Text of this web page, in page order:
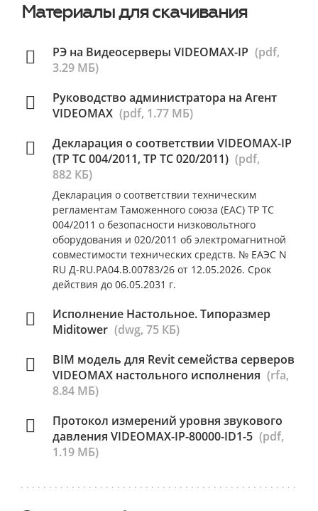
Материалы для скачивания
РЭ на Видеосерверы VIDEOMAX-IP (pdf,
3.29 МБ)
Руководство администратора на Агент
VIDEOMAX (pdf, 1.77 МБ)
Декларация о соответствии VIDEOMAX-IP
(ТР ТС 004/2011, ТР ТС 020/2011) (pdf,
882 КБ)
Декларация о соответствии техническим
регламентам Таможенного союза (ЕАС) ТР ТС
004/2011 о безопасности низковольтного
оборудования и 020/2011 об электромагнитной
совместимости технических средств. № ЕАЭС N
RU Д-RU.РА04.В.00783/26 от 12.05.2026. Срок
действия до 06.05.2031 г.
Исполнение Настольное. Типоразмер
Miditower (dwg, 75 КБ)
BIM модель для Revit семейства серверов
VIDEOMAX настольного исполнения (rfa,
8.84 МБ)
Протокол измерений уровня звукового
давления VIDEOMAX-IP-80000-ID1-5 (pdf,
1.19 МБ)